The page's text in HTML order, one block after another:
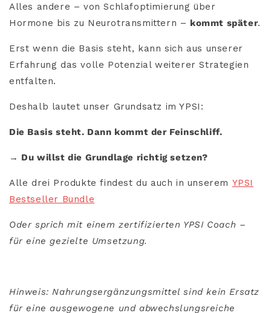
Alles andere – von Schlafoptimierung über
Hormone bis zu Neurotransmittern – kommt später.
Erst wenn die Basis steht, kann sich aus unserer
Erfahrung das volle Potenzial weiterer Strategien
entfalten.
Deshalb lautet unser Grundsatz im YPSI:
Die Basis steht. Dann kommt der Feinschliff.
→ Du willst die Grundlage richtig setzen?
Alle drei Produkte findest du auch in unserem YPSI
Bestseller Bundle
Oder sprich mit einem zertifizierten YPSI Coach –
für eine gezielte Umsetzung.
Hinweis: Nahrungsergänzungsmittel sind kein Ersatz
für eine ausgewogene und abwechslungsreiche